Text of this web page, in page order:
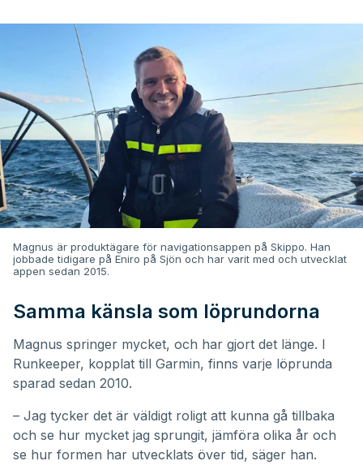
Magnus är produktägare för navigationsappen på Skippo. Han
jobbade tidigare på Eniro på Sjön och har varit med och utvecklat
appen sedan 2015.
Samma känsla som löprundorna
Magnus springer mycket, och har gjort det länge. I
Runkeeper, kopplat till Garmin, finns varje löprunda
sparad sedan 2010.
– Jag tycker det är väldigt roligt att kunna gå tillbaka
och se hur mycket jag sprungit, jämföra olika år och
se hur formen har utvecklats över tid, säger han.